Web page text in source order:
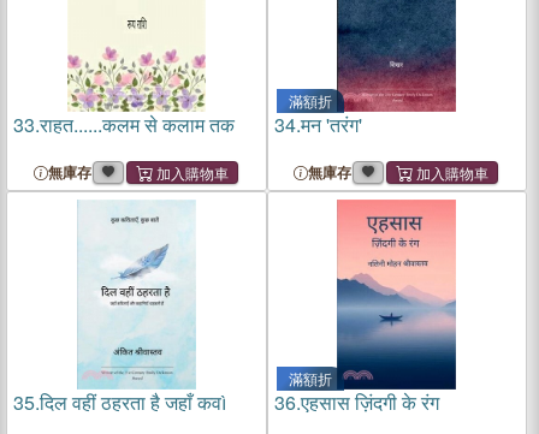
33.राहत......कलम से कलाम तक
無庫存
滿額折
34.मन 'तरंग'
無庫存
35.दिल वहीं ठहरता है जहाँ कवì
滿額折
36.एहसास ज़िंदगी के रंग